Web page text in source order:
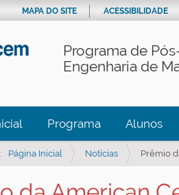
Programa de
Engenharia de
MAPA DO SITE ACESSIBILIDADE
Programa Alunos
Página Inicial Notícias Prêmio